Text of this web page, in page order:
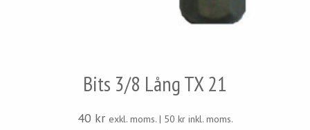
Bits 3/8 Lång TX 21
40 kr exkl. moms. | 50 krinkl. moms.